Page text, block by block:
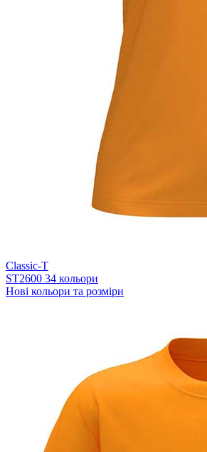
Classic-T
ST2600 34 кольори
Нові кольори та розміри